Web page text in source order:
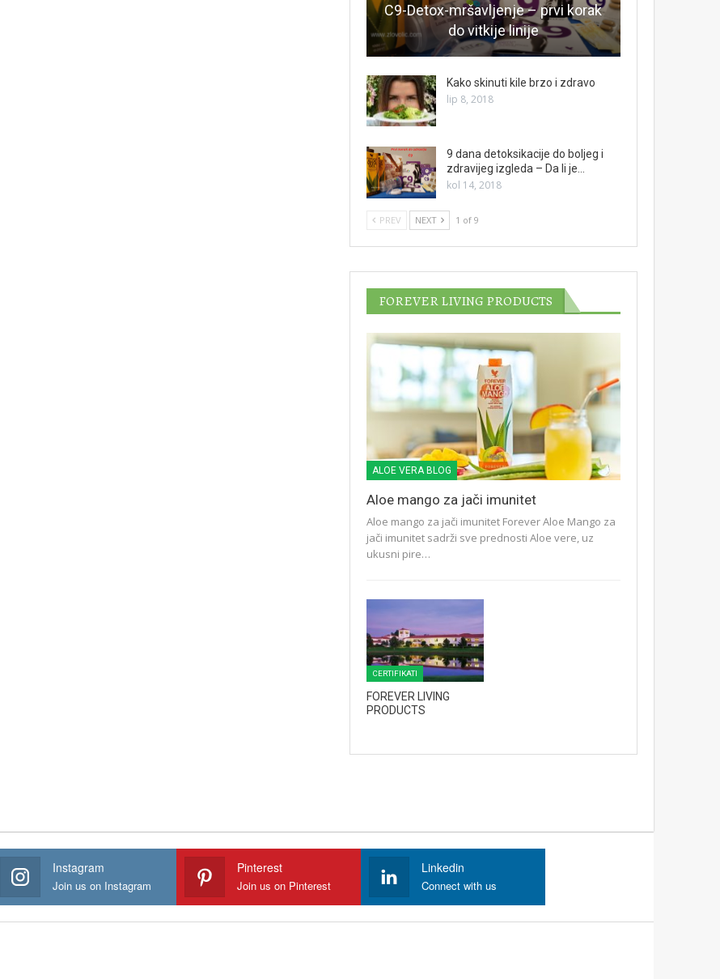
C9-Detox-mršavljenje – prvi korak
do vitkije linije
Kako skinuti kile brzo i zdravo
lip 8, 2018
9 dana detoksikacije do boljeg i
zdravijeg izgleda – Da li je…
kol 14, 2018
PREV NEXT 1 of 9
FOREVER LIVING PRODUCTS
ALOE VERA BLOG
Aloe mango za jači imunitet
Aloe mango za jači imunitet Forever Aloe Mango za
jači imunitet sadrži sve prednosti Aloe vere, uz
ukusni pire…
CERTIFIKATI
FOREVER LIVING
PRODUCTS
Instagram
Join us on Instagram
Pinterest
Join us on Pinterest
Linkedin
Connect with us